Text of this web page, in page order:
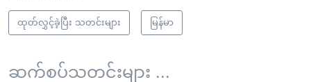
ထုတ်လွှင့်ခဲ့ပြီး သတင်းများ မြန်မာ
ဆက်စပ်သတင်းများ ...